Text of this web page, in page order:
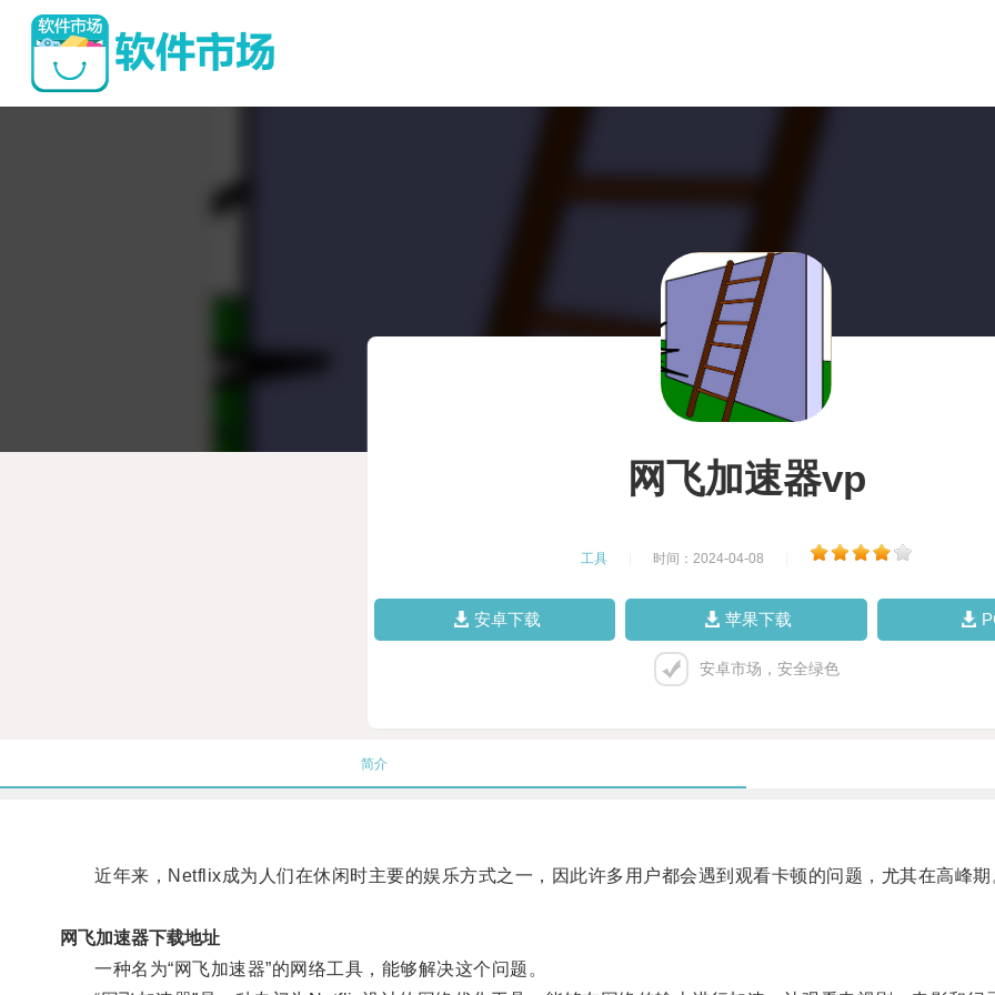
网飞加速器vp
工具 时间：2024-04-08
安卓下载 苹果下载
安卓市场，安全绿色
简介
近年来，Netflix成为人们在休闲时主要的娱乐方式之一，因此许多用户都会遇到观看卡顿的问题，尤其在高峰期
网飞加速器下载地址
一种名为“网飞加速器”的网络工具，能够解决这个问题。